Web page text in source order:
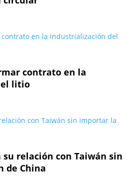
contrato en la
litio
relación con Taiwán sin
de China